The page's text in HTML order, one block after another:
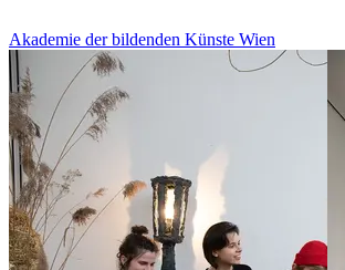
Akademie der bildenden Künste Wien